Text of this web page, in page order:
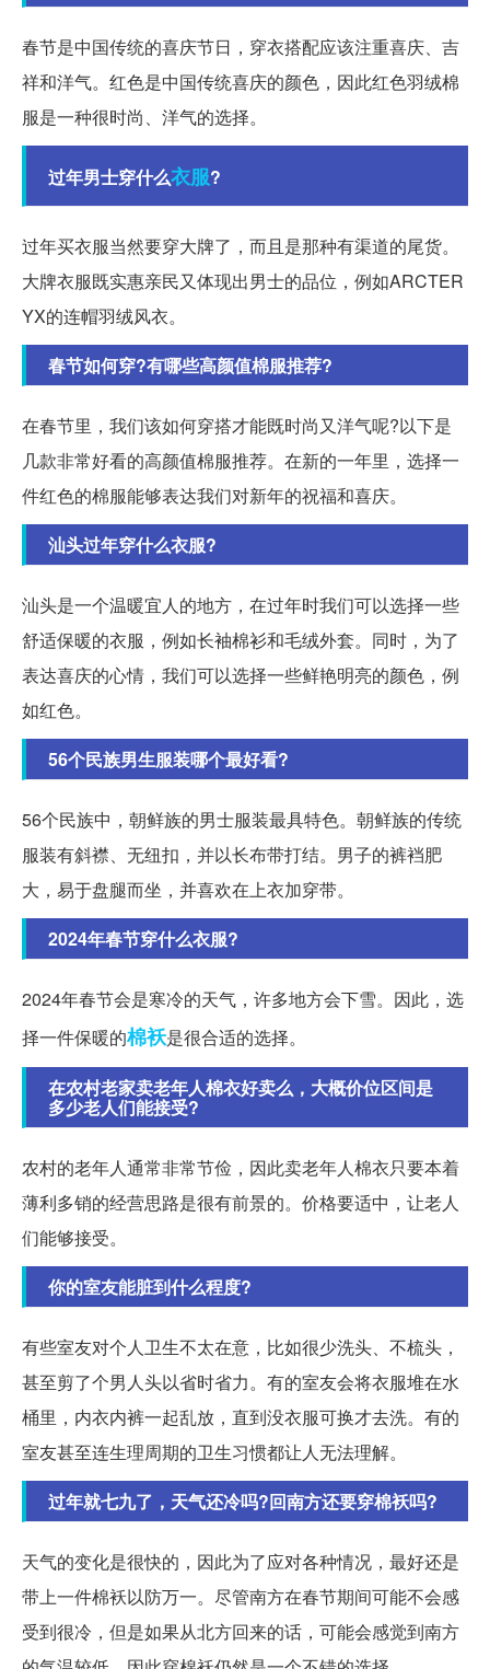
春节是中国传统的喜庆节日，穿衣搭配应该注重喜庆、吉
祥和洋气。红色是中国传统喜庆的颜色，因此红色羽绒棉
服是一种很时尚、洋气的选择。
过年男士穿什么衣服?
过年买衣服当然要穿大牌了，而且是那种有渠道的尾货。
大牌衣服既实惠亲民又体现出男士的品位，例如ARCTER
YX的连帽羽绒风衣。
春节如何穿?有哪些高颜值棉服推荐?
在春节里，我们该如何穿搭才能既时尚又洋气呢?以下是
几款非常好看的高颜值棉服推荐。在新的一年里，选择一
件红色的棉服能够表达我们对新年的祝福和喜庆。
汕头过年穿什么衣服?
汕头是一个温暖宜人的地方，在过年时我们可以选择一些
舒适保暖的衣服，例如长袖棉衫和毛绒外套。同时，为了
表达喜庆的心情，我们可以选择一些鲜艳明亮的颜色，例
如红色。
56个民族男生服装哪个最好看?
56个民族中，朝鲜族的男士服装最具特色。朝鲜族的传统
服装有斜襟、无纽扣，并以长布带打结。男子的裤裆肥
大，易于盘腿而坐，并喜欢在上衣加穿带。
2024年春节穿什么衣服?
2024年春节会是寒冷的天气，许多地方会下雪。因此，选
择一件保暖的棉袄是很合适的选择。
在农村老家卖老年人棉衣好卖么，大概价位区间是
多少老人们能接受?
农村的老年人通常非常节俭，因此卖老年人棉衣只要本着
薄利多销的经营思路是很有前景的。价格要适中，让老人
们能够接受。
你的室友能脏到什么程度?
有些室友对个人卫生不太在意，比如很少洗头、不梳头，
甚至剪了个男人头以省时省力。有的室友会将衣服堆在水
桶里，内衣内裤一起乱放，直到没衣服可换才去洗。有的
室友甚至连生理周期的卫生习惯都让人无法理解。
过年就七九了，天气还冷吗?回南方还要穿棉袄吗?
天气的变化是很快的，因此为了应对各种情况，最好还是
带上一件棉袄以防万一。尽管南方在春节期间可能不会感
受到很冷，但是如果从北方回来的话，可能会感觉到南方